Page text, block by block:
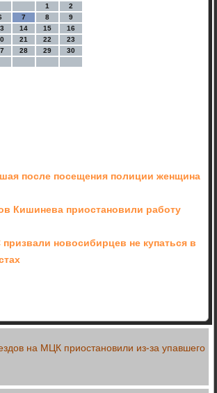
1
2
7 8
9
14 15
16
21 22
23
28 29
30
после посещения полиции женщина
Кишинева приостановили работу
новосибирцев не купаться в
на МЦК приостановили из-за упавшего